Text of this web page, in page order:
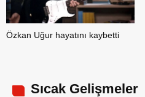
Özkan Uğur hayatını kaybetti
Sıcak Gelişmeler